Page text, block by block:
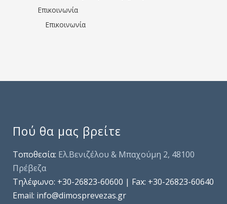
Επικοινωνία
Επικοινωνία
Πού θα μας βρείτε
Τοποθεσία: Ελ.Βενιζέλου & Μπαχούμη 2, 48100
Πρέβεζα
Τηλέφωνo: +30-26823-60600 | Fax: +30-26823-60640
Email: info@dimosprevezas.gr